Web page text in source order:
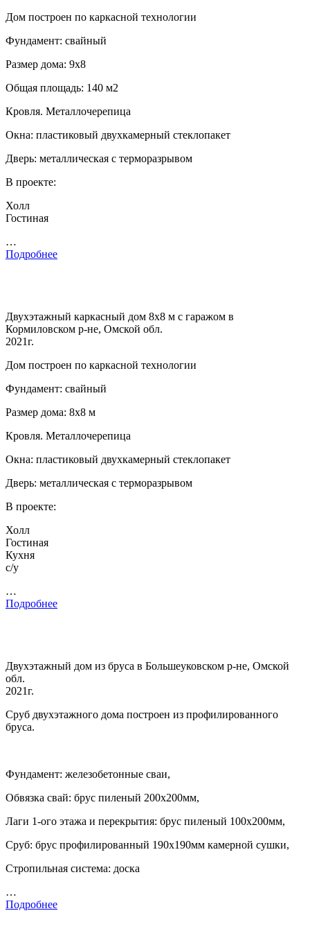
Дом построен по каркасной технологии
Фундамент: свайный
Размер дома: 9х8
Общая площадь: 140 м2
Кровля. Металлочерепица
Окна: пластиковый двухкамерный стеклопакет
Дверь: металлическая с терморазрывом
В проекте:
Холл
Гостиная
…
Подробнее
Двухэтажный каркасный дом 8х8 м с гаражом в
Кормиловском р-не, Омской обл.
2021г.
Дом построен по каркасной технологии
Фундамент: свайный
Размер дома: 8х8 м
Кровля. Металлочерепица
Окна: пластиковый двухкамерный стеклопакет
Дверь: металлическая с терморазрывом
В проекте:
Холл
Гостиная
Кухня
с/у
…
Подробнее
Двухэтажный дом из бруса в Большеуковском р-не, Омской
обл.
2021г.
Сруб двухэтажного дома построен из профилированного
бруса.
Фундамент: железобетонные сваи,
Обвязка свай: брус пиленый 200х200мм,
Лаги 1-ого этажа и перекрытия: брус пиленый 100х200мм,
Сруб: брус профилированный 190х190мм камерной сушки,
Стропильная система: доска
…
Подробнее